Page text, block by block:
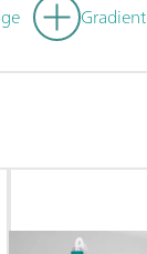
Gradient